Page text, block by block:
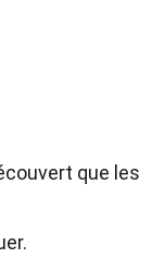
que les